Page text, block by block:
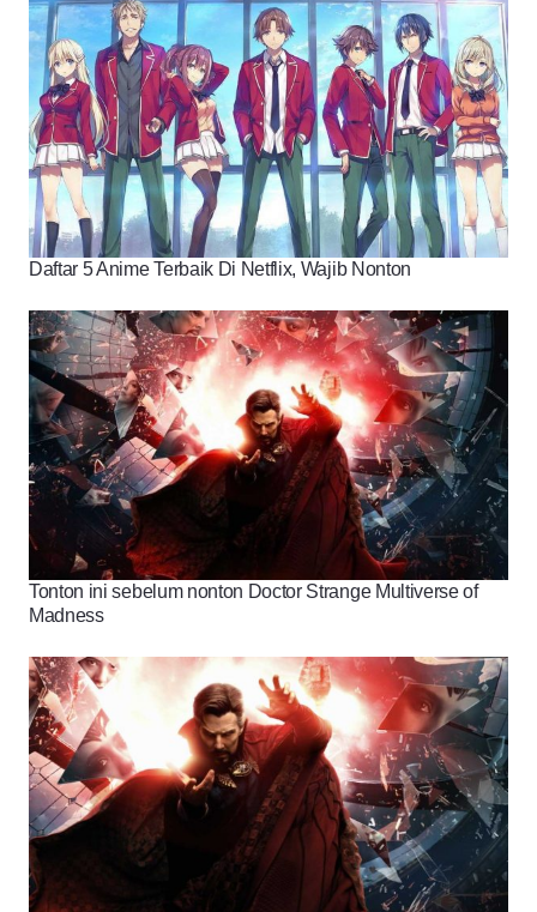
Daftar 5 Anime Terbaik Di Netflix, Wajib Nonton
Tonton ini sebelum nonton Doctor Strange Multiverse of
Madness